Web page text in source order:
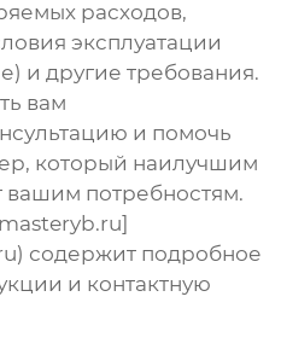
расходов,
эксплуатации
и другие требования.
вам
и помочь
который наилучшим
вашим потребностям.
содержит подробное
и контактную